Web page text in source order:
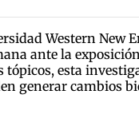
Western New
ante la
tópicos, esta
generar cambios